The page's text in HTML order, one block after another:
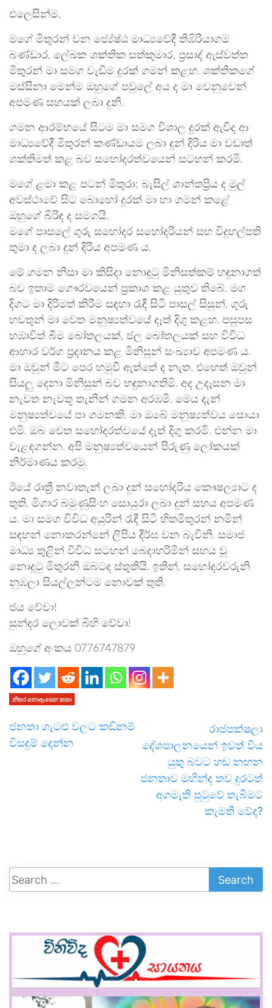
එලෙසින්ම,
මගේ මිතුරන් වන ජ්‍යේෂ්ඨ මාධ්‍යවේදී තිඹිරියාගම
බණ්ඩාර, ලේඛක ශක්තික සත්කුමාර, ප්‍රසාද් ඇස්වත්ත
මිතුරන් මා සමග වැඩිම දුරක් ගමන් කළහ. ශක්තිකගේ
මස්සිනා මෙන්ම ඔහුගේ පවුලේ අය ද මා වෙනුවෙන්
අපමණ සහයක් ලබා දුනි.
ගමන ආරම්භයේ සිටම මා සමග විශාල දුරක් ඇවිද ආ
මාධ්‍යවේදී මිතුරන් කණ්ඩායම ලබා දුන් දිරිය මා වඩාත්
ශක්තිමත් කළ බව සහෝදරත්වයෙන් සටහන් කරමි.
මගේ ළමා කළ පටන් මිතුරා; බැසිල් ශාන්තප්‍රිය ද මුල්
අවස්ථාවේ සිට බොහෝ දුරක් මා හා ගමන් කළේ
ඔහුගේ බිරිඳ ද සමගයි.
මගේ පාසලේ ගුරු සහෝදර සහෝදරියන් සහ විදුහල්පති
තුමා ද ලබා දුන් දිරිය අපමණ ය.
මේ ගමන නිසා මා කිසිදා නොදුටු මිනිසත්කම් හඳුනාගත්
බව ඉතාම ගෞරවයෙන් ප්‍රකාශ කළ යුතුව තිබේ. මග
දිගට මා දිරිමත් කිරීම සඳහා රැඳී සිටි පාසල් සිසුන්, ගුරු
භවතුන් මා වෙත මනුෂ්‍යත්වයේ දෑත් දිගු කළහ. පසුපස
හඹාවිත් බීම බෝතලයක්, ජල බෝතලයක් සහ විවිධ
ආහාර වර්ග ප්‍රදානය කළ මිනිසුන් සංඛ්‍යාව අපමණ ය.
මා ඔවුන් මීට පෙර හමුවී ඇත්තේ ද නැත. එහෙත් ඔවුන්
සියලු දෙනා මිනිසුන් බව හඳුනාගතිමි. අද උදෑසන මා
නැවත නැවතූ තැනින් ගමන අරඹමි. මෙය දැන්
මනුෂ්‍යත්වයේ පා ගමනකි. මා ඔබේ මනුෂ්‍යත්වය සොයා
එමි. ඔබ වෙත සහෝදරත්වයේ දෑත් දිගු කරමි. එන්න මා
වැළඳගන්න. අපි මනුෂ්‍යත්වයෙන් පිරුණු ලෝකයක්
නිර්මාණය කරමු.
ඊයේ රාත්‍රී නවාතැන් ලබා දුන් සහෝදරිය කෞෂල්‍යාට ද
තුති. මිගාර බමුණුසිංහ සොයුරා ලබා දුන් සහය අපමණ
ය. මා සමග විවිධ අයුරින් රැඳී සිටි හිතමිතුරන් නමින්
සඳහන් නොකරන්නේ ලිපිය දීර්ඝ වන බැවිනි. සමාජ
මාධ්‍ය තුළින් විවිධ සටහන් බෙදාහරිමින් සහය වූ
නොදුටු මිතුරනි ඔබටද ස්තුතියි. ඉතින්, සහෝදරවරුනි
නුඹලා සියල්ලන්ටම නොවක් තුති.
ජය වේවා!
සුන්දර ලොවක් බිහි වේවා!
ඔහුගේ අංකය 0776747879
නිතර නොඇසෙන කතා
ජනතා ගැටළු වලට කඩිනම්
විසඳුම් දෙන්න
රාජපක්ෂලා
දේශපාලනයෙන් ඉවත් විය
යුතු බවට හඬ නඟන
ජනතාව මහින්ද තව දුරටත්
අගමැති පුටුවේ තැබීමට
කැමති වේද?